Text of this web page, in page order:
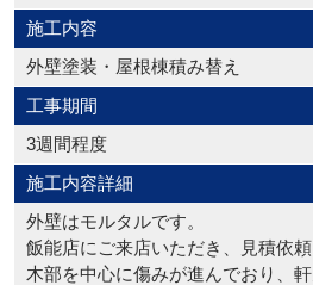
施工内容
外壁塗装・屋根棟積み替え
工事期間
3週間程度
施工内容詳細
外壁はモルタルです。
飯能店にご来店いただき、見積依頼
木部を中心に傷みが進んでおり、